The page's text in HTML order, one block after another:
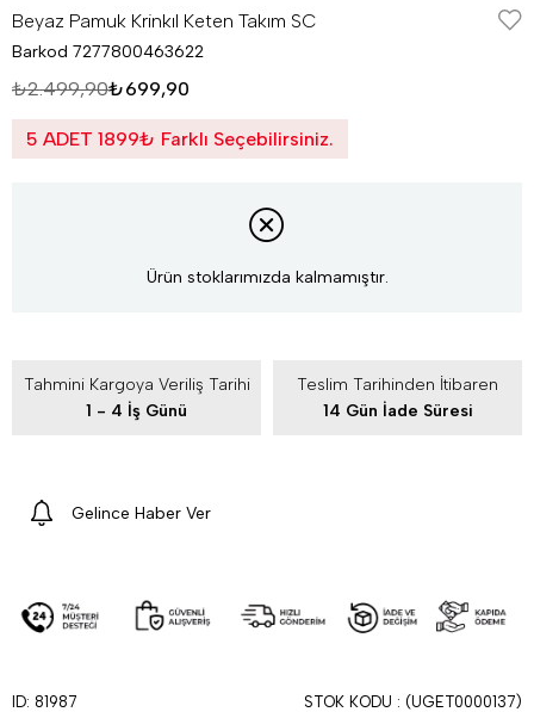
Beyaz Pamuk Krinkıl Keten Takım SC
Barkod 7277800463622
₺2.499,90₺699,90
5 ADET 1899₺ Farklı Seçebilirsiniz.
Ürün stoklarımızda kalmamıştır.
Tahmini Kargoya Veriliş Tarihi
1 - 4 İş Günü
Teslim Tarihinden İtibaren
14 Gün İade Süresi
Gelince Haber Ver
ID: 81987 STOK KODU (UGET0000137)